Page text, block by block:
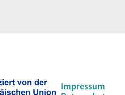
Impressum